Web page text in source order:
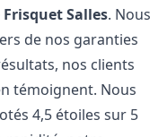
Salles. Nous
de nos garanties
nos clients
témoignent. Nous
4,5 étoiles sur 5